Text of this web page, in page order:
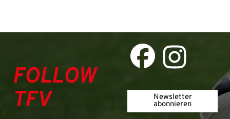
FOLLOW
TFV
Newsletter
abonnieren